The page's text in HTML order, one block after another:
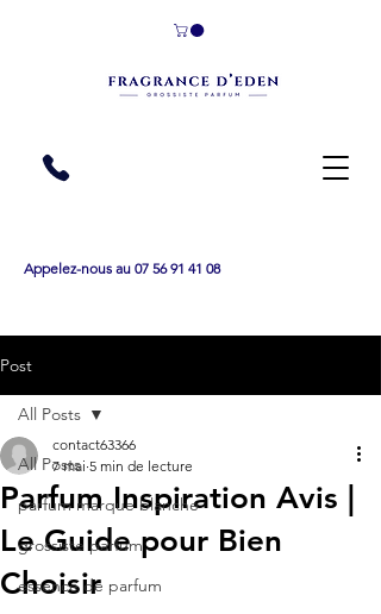
Appelez-nous au 07 56 91 41 08
Post
All Posts
parfum marque blanche
grossiste parfum
essence de parfum
All Posts
Parfum Inspiration Avis |
Le Guide pour Bien
Choisir
contact63366
7 mai 5 min de lecture